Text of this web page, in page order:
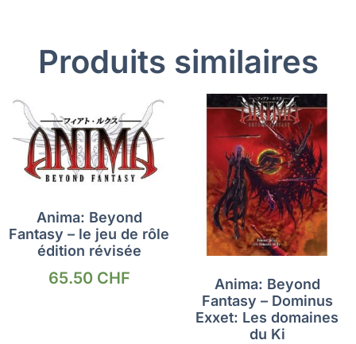
Produits similaires
Anima: Beyond
Fantasy – le jeu de rôle
édition révisée
65.50 CHF
Anima: Beyond
Fantasy – Dominus
Exxet: Les domaines
du Ki